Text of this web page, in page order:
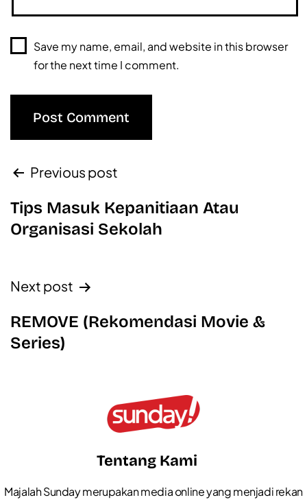
Save my name, email, and website in this browser
for the next time I comment.
Previous post
Tips Masuk Kepanitiaan Atau
Organisasi Sekolah
Next post
REMOVE (Rekomendasi Movie &
Series)
Tentang Kami
Majalah Sunday merupakan media online yang menjadi rekan